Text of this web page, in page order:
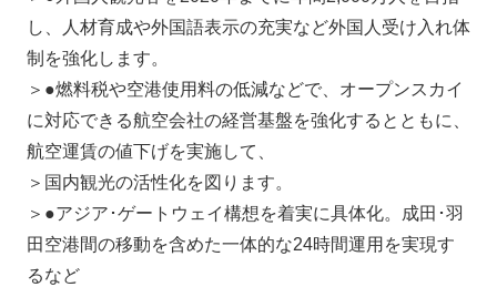
し、人材育成や外国語表示の充実など外国人受け入れ体
制を強化します。
＞●燃料税や空港使用料の低減などで、オープンスカイ
に対応できる航空会社の経営基盤を強化するとともに、
航空運賃の値下げを実施して、
＞国内観光の活性化を図ります。
＞●アジア･ゲートウェイ構想を着実に具体化。成田･羽
田空港間の移動を含めた一体的な24時間運用を実現す
るなど